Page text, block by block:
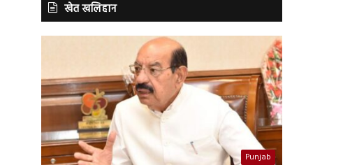
खेत खलिहान
Punjab